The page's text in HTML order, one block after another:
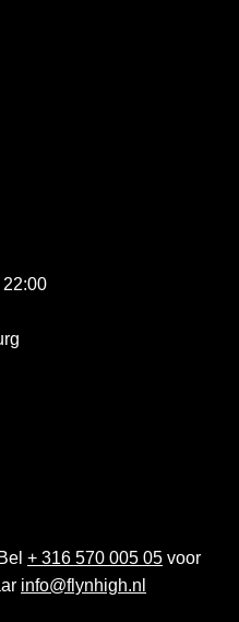
22:00
+ 316 570 005 05 voor
info@flynhigh.nl